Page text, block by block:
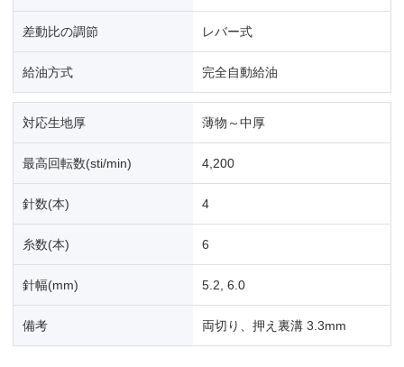
差動比の調節 レバー式
給油方式 完全自動給油
対応生地厚 薄物～中厚
最高回転数(sti/min) 4,200
針数(本) 4
糸数(本) 6
針幅(mm) 5.2, 6.0
備考 両切り、押え裏溝 3.3mm